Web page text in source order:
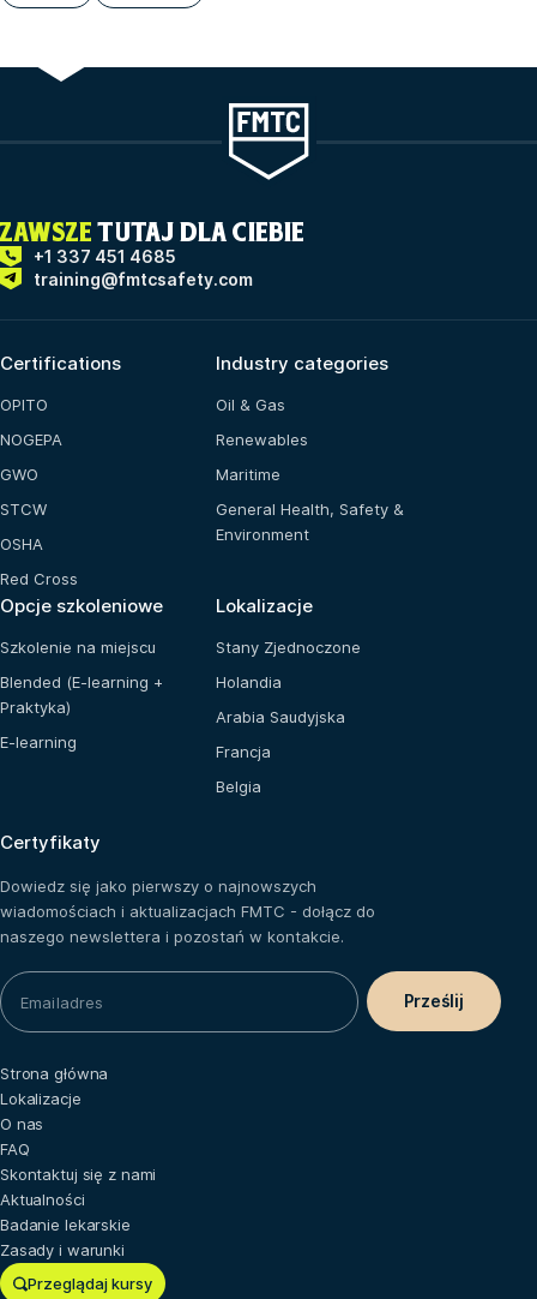
ZAWSZE TUTAJ DLA CIEBIE
+1 337 451 4685
training@fmtcsafety.com
Certifications
OPITO
NOGEPA
GWO
STCW
OSHA
Red Cross
Industry categories
Oil & Gas
Renewables
Maritime
General Health, Safety &
Environment
Opcje szkoleniowe
Szkolenie na miejscu
Blended (E-learning +
Praktyka)
E-learning
Lokalizacje
Stany Zjednoczone
Holandia
Arabia Saudyjska
Francja
Belgia
Certyfikaty
Dowiedz się jako pierwszy o najnowszych
wiadomościach i aktualizacjach FMTC - dołącz do
naszego newslettera i pozostań w kontakcie.
Przeglądaj kursy
Strona główna
Lokalizacje
O nas
FAQ
Skontaktuj się z nami
Aktualności
Badanie lekarskie
Zasady i warunki